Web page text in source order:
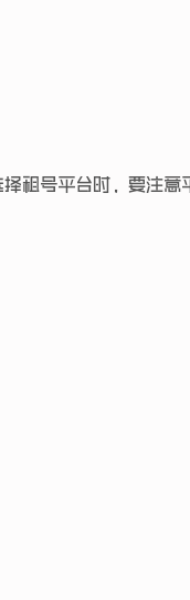
租号平台时，要注意